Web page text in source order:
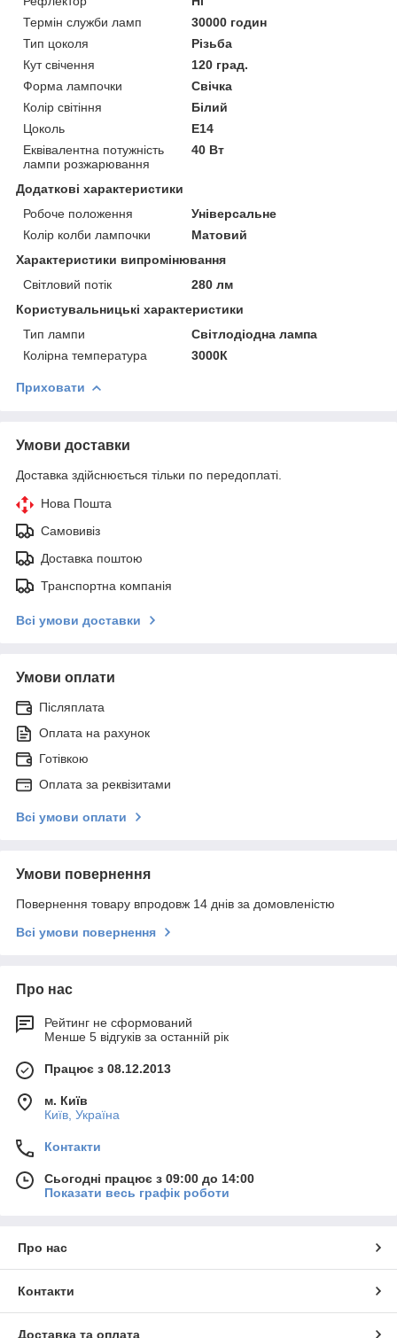
Термін служби ламп
30000 годин
Тип цоколя
Різьба
Кут свічення
120 град.
Форма лампочки
Свічка
Колір світіння
Білий
Цоколь
E14
Еквівалентна потужність
лампи розжарювання
40 Вт
Додаткові характеристики
Робоче положення
Універсальне
Колір колби лампочки
Матовий
Характеристики випромінювання
Світловий потік
280 лм
Користувальницькі характеристики
Тип лампи
Світлодіодна лампа
Колірна температура
3000К
Приховати
Умови доставки
Доставка здійснюється тільки по передоплаті.
Нова Пошта
Самовивіз
Доставка поштою
Транспортна компанія
Всі умови доставки
Умови оплати
Післяплата
Оплата на рахунок
Готівкою
Оплата за реквізитами
Всі умови оплати
Умови повернення
Повернення товару впродовж 14 днів за домовленістю
Всі умови повернення
Про нас
Рейтинг не сформований
Менше 5 відгуків за останній рік
Працює з 08.12.2013
м. Київ
Київ, Україна
Контакти
Сьогодні працює з 09:00 до 14:00
Показати весь графік роботи
Про нас
Контакти
Доставка та оплата